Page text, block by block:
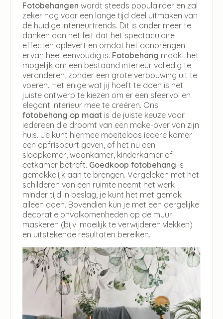
Fotobehangen wordt steeds populairder en zal
zeker nog voor een lange tijd deel uitmaken van
de huidige interieurtrends. Dit is onder meer te
danken aan het feit dat het spectaculaire
effecten oplevert en omdat het aanbrengen
ervan heel eenvoudig is. Fotobehang maakt het
mogelijk om een bestaand interieur volledig te
veranderen, zonder een grote verbouwing uit te
voeren. Het enige wat jij hoeft te doen is het
juiste ontwerp te kiezen om er een sfeervol en
elegant interieur mee te creëren. Ons
fotobehang op maat is de juiste keuze voor
iedereen die droomt van een make-over van zijn
huis. Je kunt hiermee moeiteloos iedere kamer
een opfrisbeurt geven, of het nu een
slaapkamer, woonkamer, kinderkamer of
eetkamer betreft. Goedkoop fotobehang is
gemakkelijk aan te brengen. Vergeleken met het
schilderen van een ruimte neemt het werk
minder tijd in beslag, je kunt het met gemak
alleen doen. Bovendien kun je met een dergelijke
decoratie onvolkomenheden op de muur
maskeren (bijv. moeilijk te verwijderen vlekken)
en uitstekende resultaten bereiken.